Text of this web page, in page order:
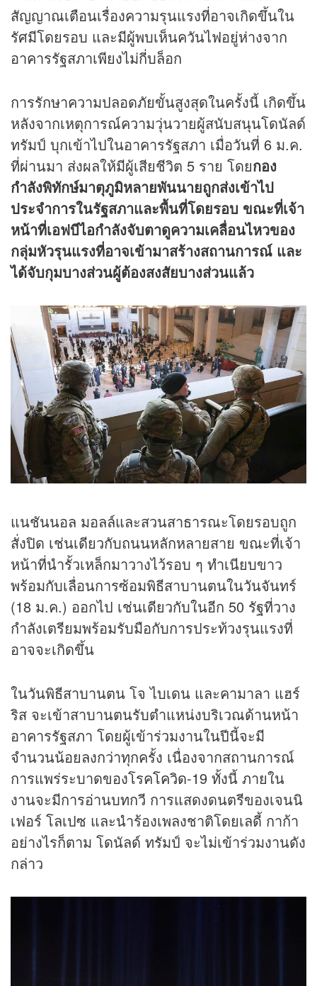
สัญญาณเตือนเรื่องความรุนแรงที่อาจเกิดขึ้นใน
รัศมีโดยรอบ และมีผู้พบเห็นควันไฟอยู่ห่างจาก
อาคารรัฐสภาเพียงไม่กี่บล็อก
การรักษาความปลอดภัยขั้นสูงสุดในครั้งนี้ เกิดขึ้น
หลังจากเหตุการณ์ความวุ่นวายผู้สนับสนุนโดนัลด์
ทรัมป์ บุกเข้าไปในอาคารรัฐสภา เมื่อวันที่ 6 ม.ค.
ที่ผ่านมา ส่งผลให้มีผู้เสียชีวิต 5 ราย โดยกอง
กำลังพิทักษ์มาตุภูมิหลายพันนายถูกส่งเข้าไป
ประจำการในรัฐสภาและพื้นที่โดยรอบ ขณะที่เจ้า
หน้าที่เอฟบีไอกำลังจับตาดูความเคลื่อนไหวของ
กลุ่มหัวรุนแรงที่อาจเข้ามาสร้างสถานการณ์ และ
ได้จับกุมบางส่วนผู้ต้องสงสัยบางส่วนแล้ว
แนชันนอล มอลล์และสวนสาธารณะโดยรอบถูก
สั่งปิด เช่นเดียวกับถนนหลักหลายสาย ขณะที่เจ้า
หน้าที่นำรั้วเหล็กมาวางไว้รอบ ๆ ทำเนียบขาว
พร้อมกับเลื่อนการซ้อมพิธีสาบานตนในวันจันทร์
(18 ม.ค.) ออกไป เช่นเดียวกับในอีก 50 รัฐที่วาง
กำลังเตรียมพร้อมรับมือกับการประท้วงรุนแรงที่
อาจจะเกิดขึ้น
ในวันพิธีสาบานตน โจ ไบเดน และคามาลา แฮร์
ริส จะเข้าสาบานตนรับตำแหน่งบริเวณด้านหน้า
อาคารรัฐสภา โดยผู้เข้าร่วมงานในปีนี้จะมี
จำนวนน้อยลงกว่าทุกครั้ง เนื่องจากสถานการณ์
การแพร่ระบาดของโรคโควิด-19 ทั้งนี้ ภายใน
งานจะมีการอ่านบทกวี การแสดงดนตรีของเจนนิ
เฟอร์ โลเปซ และนำร้องเพลงชาติโดยเลดี้ กาก้า
อย่างไรก็ตาม โดนัลด์ ทรัมป์ จะไม่เข้าร่วมงานดัง
กล่าว